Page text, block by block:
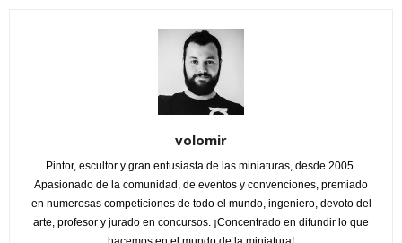
volomir
Pintor, escultor y gran entusiasta de las miniaturas, desde 2005.
Apasionado de la comunidad, de eventos y convenciones, premiado
en numerosas competiciones de todo el mundo, ingeniero, devoto del
arte, profesor y jurado en concursos. ¡Concentrado en difundir lo que